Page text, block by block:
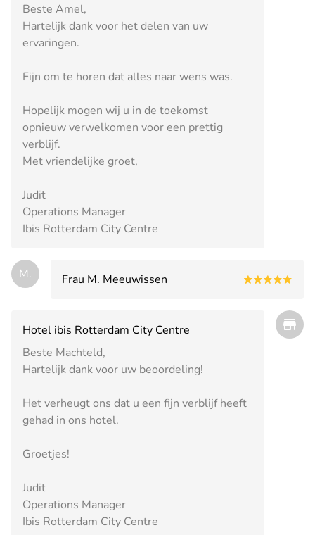
Beste Amel,
Hartelijk dank voor het delen van uw
ervaringen.
Fijn om te horen dat alles naar wens was.
Hopelijk mogen wij u in de toekomst
opnieuw verwelkomen voor een prettig
verblijf.
Met vriendelijke groet,
Judit
Operations Manager
Ibis Rotterdam City Centre
M. Frau M. Meeuwissen
Hotel ibis Rotterdam City Centre
Beste Machteld,
Hartelijk dank voor uw beoordeling!
Het verheugt ons dat u een fijn verblijf heeft
gehad in ons hotel.
Groetjes!
Judit
Operations Manager
Ibis Rotterdam City Centre